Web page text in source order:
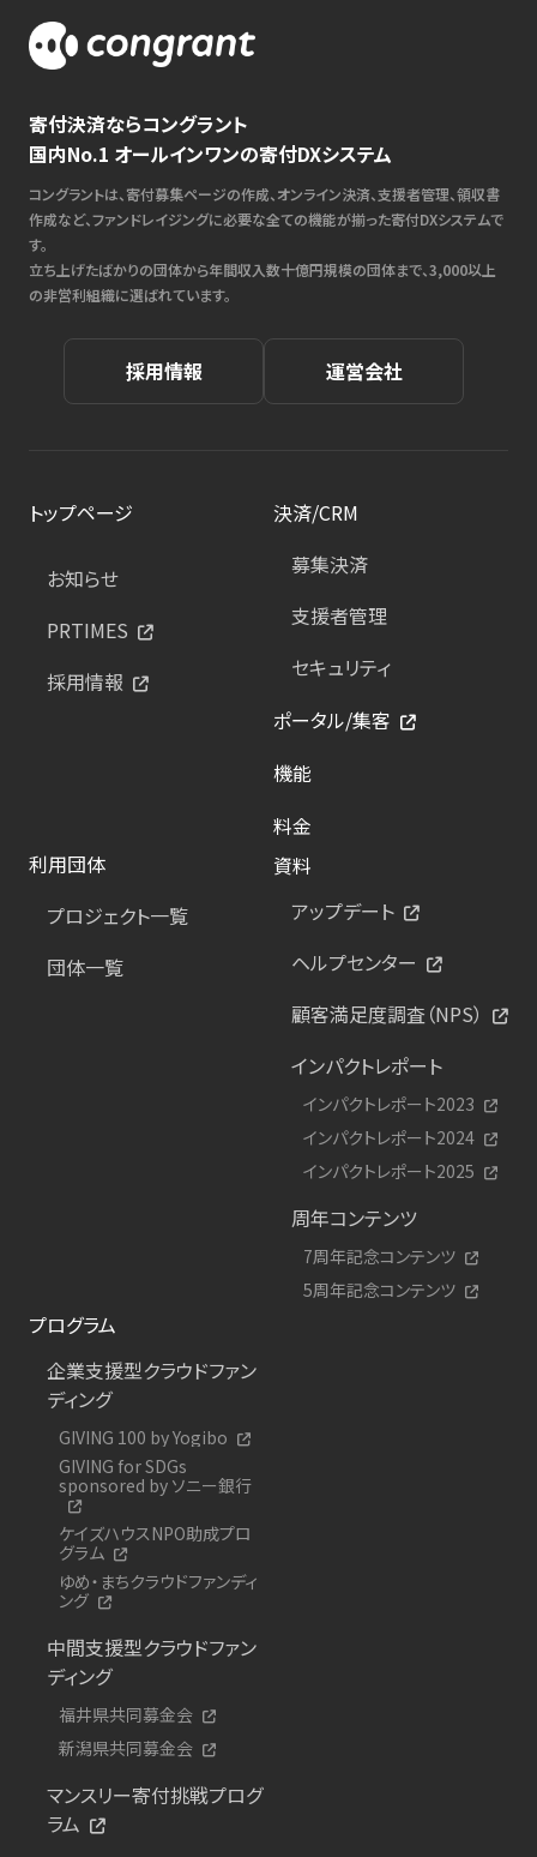
寄付決済ならコングラント
国内No.1 オールインワンの寄付DXシステム
コングラントは、寄付募集ページの作成、オンライン決済、支援者管理、領収書
作成など、ファンドレイジングに必要な全ての機能が揃った寄付DXシステムで
す。
立ち上げたばかりの団体から年間収入数十億円規模の団体まで、3,000以上
の非営利組織に選ばれています。
採用情報 運営会社
トップページ
お知らせ
PRTIMES
採用情報
決済/CRM
募集決済
支援者管理
セキュリティ
ポータル/集客
機能
料金
利用団体
プロジェクト一覧
団体一覧
資料
アップデート
ヘルプセンター
顧客満足度調査（NPS）
インパクトレポート
インパクトレポート2023
インパクトレポート2024
インパクトレポート2025
周年コンテンツ
7周年記念コンテンツ
5周年記念コンテンツ
プログラム
企業支援型クラウドファン
ディング
GIVING 100 by Yogibo
GIVING for SDGs
sponsored by ソニー銀行
ケイズハウスNPO助成プロ
グラム
ゆめ・まちクラウドファンディ
ング
中間支援型クラウドファン
ディング
福井県共同募金会
新潟県共同募金会
マンスリー寄付挑戦プログ
ラム